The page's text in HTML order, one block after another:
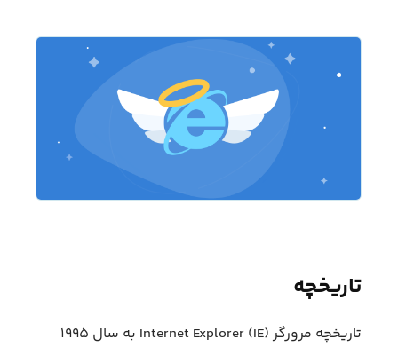
تاریخچه
تاریخچه مرورگر Internet Explorer (IE) به سال ۱۹۹۵